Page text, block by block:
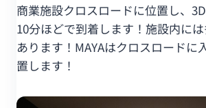
商業施設クロスロードに位置し、
10分ほどで到着します！施設内に
あります！MAYAはクロスロードに
置します！